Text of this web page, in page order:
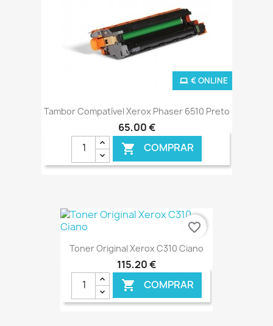
Tambor Compatível Xerox Phaser 6510 Preto
65,00 €
 COMPRAR
€ ONLINE
Toner Original Xerox C310 Ciano
115,20 €
 COMPRAR
favorite_border